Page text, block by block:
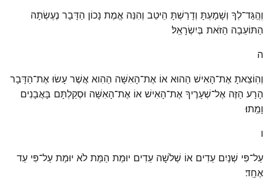
וְהֻֽגַּד־לְךָ וְשָׁמָעְתָּ וְדָרַשְׁתָּ הֵיטֵב וְהִנֵּה אֱמֶת נָכוֹן הַדָּבָר נֶעֶשְׂתָה
הַתּוֹעֵבָה הַזֹּאת בְּיִשְׂרָאֵֽל׃
ה
וְהֽוֹצֵאתָ אֶת־הָאִישׁ הַהוּא אוֹ אֶת־הָאִשָּׁה הַהִוא אֲשֶׁר עָשׂוּ אֶת־הַדָּבָר
הָרָע הַזֶּה אֶל־שְׁעָרֶיךָ אֶת־הָאִישׁ אוֹ אֶת־הָאִשָּׁה וּסְקַלְתָּם בָּאֲבָנִים
וָמֵֽתוּ׃
ו
עַל־פִּי שְׁנַיִם עֵדִים אוֹ שְׁלֹשָׁה עֵדִים יוּמַת הַמֵּת לֹא יוּמַת עַל־פִּי עֵד
אֶחָֽד׃